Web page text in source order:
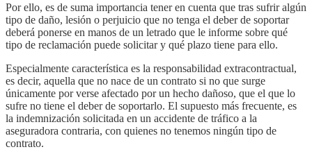
Por ello, es de suma importancia tener en cuenta que tras sufrir algún
tipo de daño, lesión o perjuicio que no tenga el deber de soportar
deberá ponerse en manos de un letrado que le informe sobre qué
tipo de reclamación puede solicitar y qué plazo tiene para ello.
Especialmente característica es la responsabilidad extracontractual,
es decir, aquella que no nace de un contrato si no que surge
únicamente por verse afectado por un hecho dañoso, que el que lo
sufre no tiene el deber de soportarlo. El supuesto más frecuente, es
la indemnización solicitada en un accidente de tráfico a la
aseguradora contraria, con quienes no tenemos ningún tipo de
contrato.